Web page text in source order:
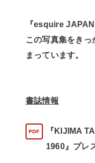
『esquire
この写真集をき
まっています。
書誌情報
『KIJIMA
1960』プレ